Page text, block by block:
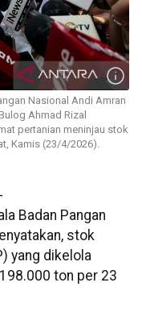
Nasional Andi Amran
Ahmad Rizal
pertanian meninjau stok
Kamis (23/4/2026).
Badan Pangan
stok
yang dikelola
ton per 23